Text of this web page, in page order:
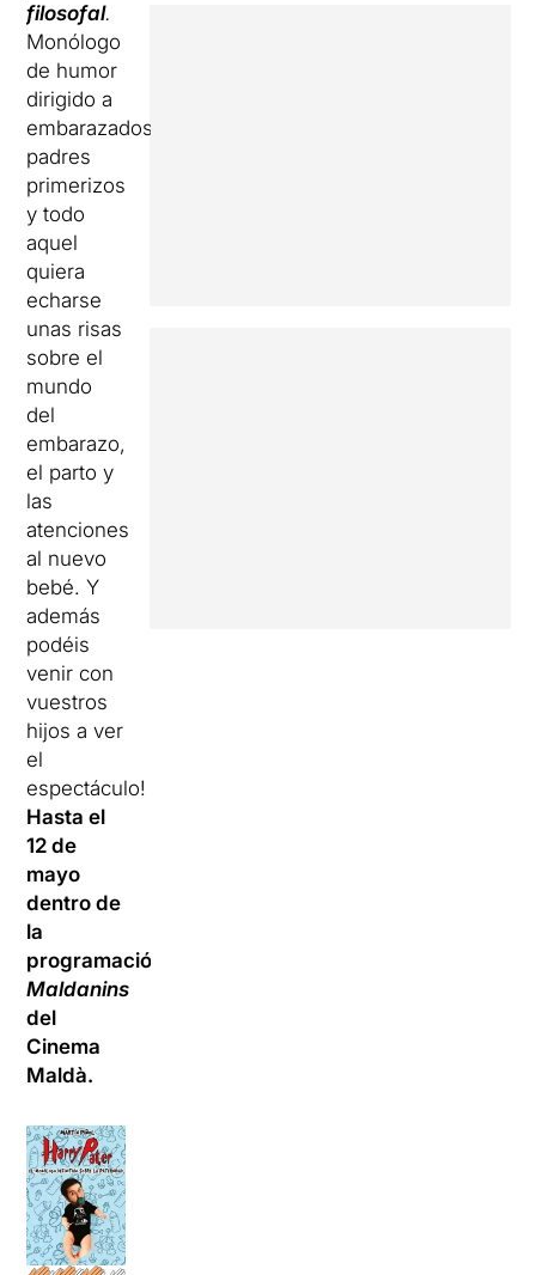
filosofal.
Monólogo
de humor
dirigido a
embarazados,
padres
primerizos
y todo
aquel
quiera
echarse
unas risas
sobre el
mundo
del
embarazo,
el parto y
las
atenciones
al nuevo
bebé. Y
además
podéis
venir con
vuestros
hijos a ver
el
espectáculo!
Hasta el
12 de
mayo
dentro de
la
programación
Maldanins
del
Cinema
Maldà.